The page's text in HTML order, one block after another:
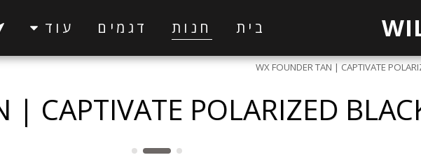
בית חנות דגמים עוד
WX FOUNDER TAN | CAPTIVATE
| CAPTIVATE POLARIZED